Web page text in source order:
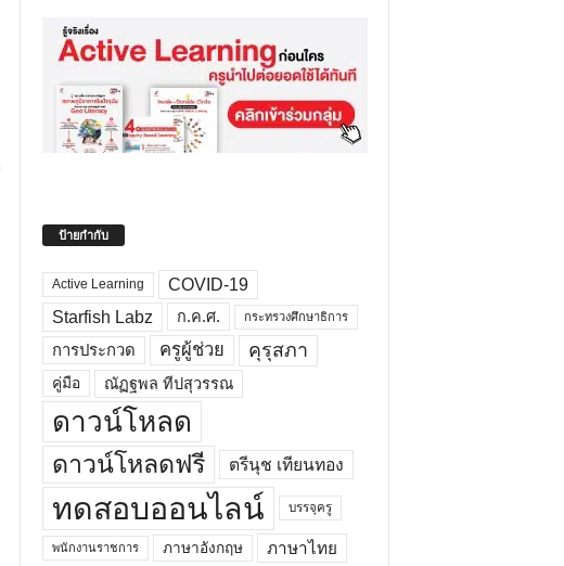
ป้ายกำกับ
Active Learning
COVID-19
Starfish Labz
ก.ค.ศ. กระทรวงศึกษาธิการ
การประกวด ครูผู้ช่วย คุรุสภา
คู่มือ ณัฏฐพล ทีปสุวรรณ
ดาวน์โหลด
ดาวน์โหลดฟรี ตรีนุช เทียนทอง
ทดสอบออนไลน์ บรรจุครู
พนักงานราชการ ภาษาอังกฤษ ภาษาไทย